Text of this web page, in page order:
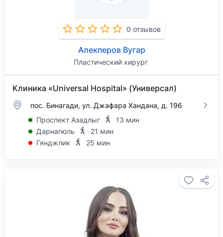
0 отзывов
Алекперов Вугар
Пластический хирург
Клиника «Universal Hospital» (Универсал)
пос. Бинагади, ул. Джафара Хандана, д. 196
Проспект Азадлыг
13 мин
Дарнагюль
21 мин
Гянджлик
25 мин